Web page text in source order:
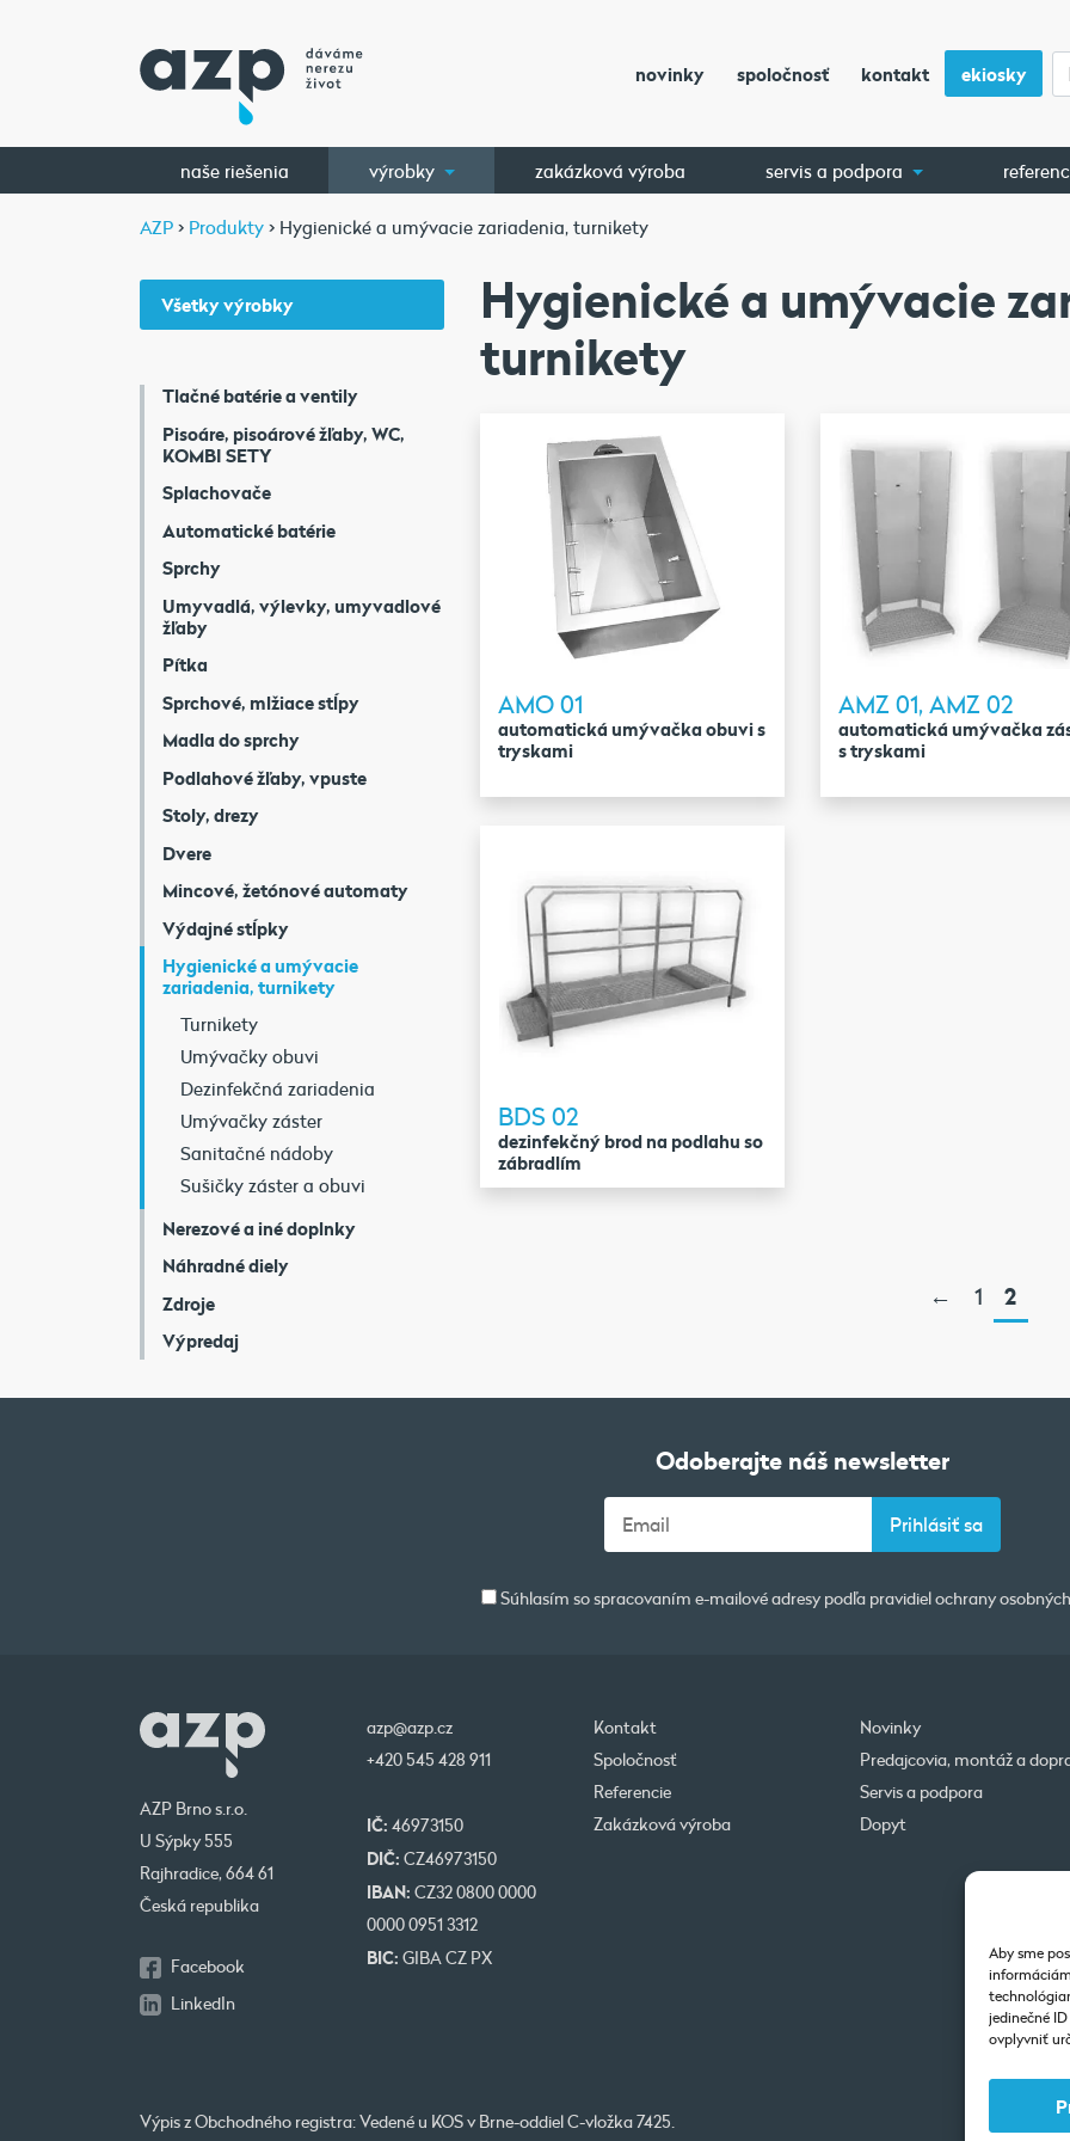
Aby sme
jedinečné
ovplyvniť
novinky spoločnosť kontakt ekiosky
naše riešenia výrobky zakázková výroba servis a podpora
AZP > Produkty > Hygienické a umývacie zariadenia, turnikety
Všetky výrobky
Tlačné batérie a ventily
Pisoáre, pisoárové žľaby, WC,
KOMBI SETY
Splachovače
Automatické batérie
Sprchy
Umyvadlá, výlevky, umyvadlové
žľaby
Pítka
Sprchové, mlžiace stĺpy
Madla do sprchy
Podlahové žľaby, vpuste
Stoly, drezy
Dvere
Mincové, žetónové automaty
Výdajné stĺpky
Hygienické a umývacie
zariadenia, turnikety
Turnikety
Umývačky obuvi
Dezinfekčná zariadenia
Umývačky záster
Sanitačné nádoby
Sušičky záster a obuvi
Nerezové a iné doplnky
Náhradné diely
Zdroje
Výpredaj
Hygienické a umývacie
turnikety
AMO 01
automatická umývačka obuvi s
tryskami
AMZ 01, AMZ 02
automatická umývačka
s tryskami
BDS 02
dezinfekčný brod na podlahu so
zábradlím
← 1 2
Odoberajte náš newsletter
Súhlasím so spracovaním e-mailové adresy podľa pravidielochrany
AZP Brno s.r.o.
U Sýpky 555
Rajhradice, 664 61
Česká republika
Facebook
LinkedIn
azp@azp.cz
+420 545 428 911
IČ: 46973150
DIČ: CZ46973150
IBAN: CZ32 0800 0000
0000 0951 3312
BIC: GIBA CZ PX
Kontakt
Novinky
Spoločnosť
Predajcovia, montáž a
Referencie
Servis a podpora
Zakázková výroba
Dopyt
Výpis z Obchodného registra: Vedené u KOS v Brne-oddiel C-vložka 7425.